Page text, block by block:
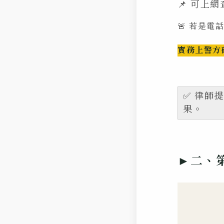
📌 可上
🚨 若是電
實務上警
✅ 律師
果。
►二、